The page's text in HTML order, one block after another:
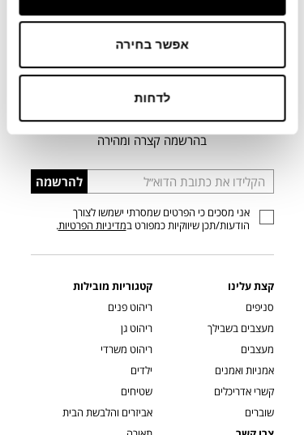
אפשר בחירה
לדחות
עוד לא נרשמת לניוזלטר
שלנו?!
על קולקציות חדשות, מבצעים בלעדיים, השראות
וטרנדים
בהרשמה קצרה ומהירה
הכניסו
כתובת
דוא”ל
להרשמה
אני מסכים כי הפרטים שמסרתי ישמשו לצורך
הודעות/תכן שיווקיות כמפורט במדיניות הפרטיות.
קצת עלינו
סניפים
מעצבים בשבילך
מעצבים
אמניות ואמנים
קשרי אדריכלים
שוברים
קטגוריות מובילות
ריהוט פנים
ריהוט גן
ריהוט משרדי
ילדים
שטיחים
אביזרים והלבשת הבית